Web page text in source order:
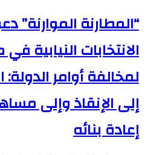
“المطارنة الموارنة”
الانتخابات النيابية
لمخالفة أوامر
إلى الإنقاذ وإلى
إعادة بنائه